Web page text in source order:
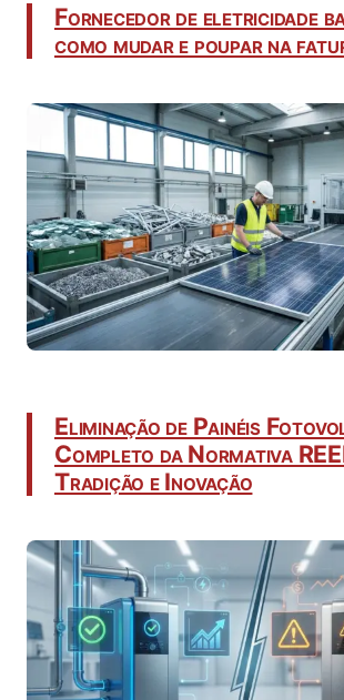
Fornecedor de eletricidade
como mudar e poupar na
Eliminação de Painéis
Completo da Normativa
Tradição e Inovação